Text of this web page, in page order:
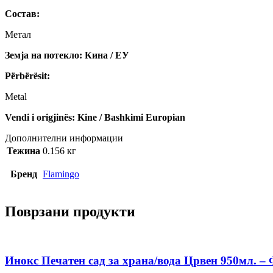
Состав:
Метал
Земја на потекло: Кина / ЕУ
Përbërësit:
Metal
Vendi i origjinës: Kine / Bashkimi Europian
Дополнителни информации
Тежина 0.156 кг
Бренд Flamingo
Поврзани продукти
Инокс Печатен сад за храна/вода Црвен 950мл. –